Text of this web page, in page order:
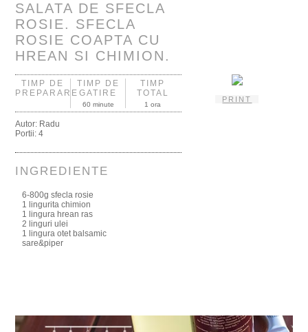
SALATA DE SFECLA
ROSIE. SFECLA
ROSIE COAPTA CU
HREAN SI CHIMION.
PRINT
TIMP DE
PREPARARE
TIMP DE
GATIRE
60 minute
TIMP
TOTAL
1 ora
Autor: Radu
Portii:4
INGREDIENTE
6-800g sfecla rosie
1 lingurita chimion
1 lingura hrean ras
2 linguri ulei
1 lingura otet balsamic
sare&piper